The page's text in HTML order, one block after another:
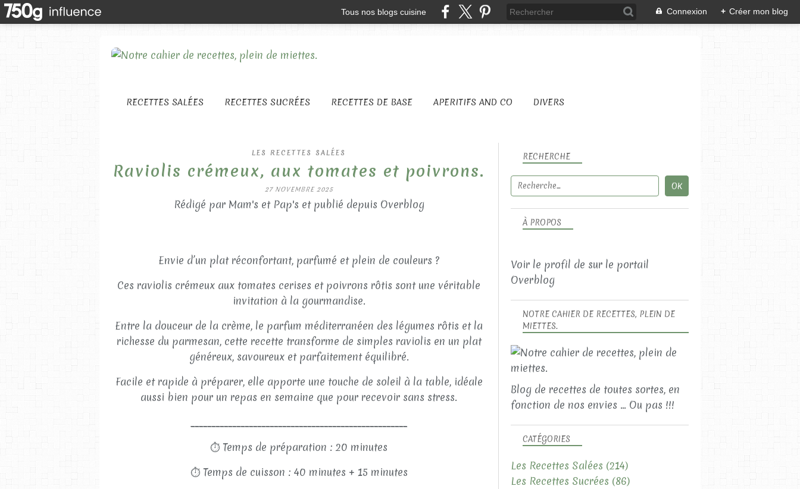
Tous nos blogs cuisine Connexion + Créer mon blog
RECETTES SALÉES RECETTES SUCRÉES RECETTES DE BASE APERITIFS AND CO DIVERS
LES RECETTES SALÉES
Raviolis crémeux, aux tomates et poivrons.
27 NOVEMBRE 2025
Rédigé par Mam's et Pap's et publié depuis Overblog
Envie d’un plat réconfortant, parfumé et plein de couleurs ?
Ces raviolis crémeux aux tomates cerises et poivrons rôtis sont une véritable
invitation à la gourmandise.
Entre la douceur de la crème, le parfum méditerranéen des légumes rôtis et la
richesse du parmesan, cette recette transforme de simples raviolis en un plat
généreux, savoureux et parfaitement équilibré.
Facile et rapide à préparer, elle apporte une touche de soleil à la table, idéale
aussi bien pour un repas en semaine que pour recevoir sans stress.
⏱ Temps de préparation : 20 minutes
⏱ Temps de cuisson : 40 minutes + 15 minutes
RECHERCHE
NOTRE CAHIER DE RECETTES, PLEIN DE
MIETTES.
Blog de recettes de toutes sortes, en
fonction de nos envies ... Ou pas !!!
À PROPOS
Voir le profil de sur le portail
Overblog
CATÉGORIES
Les Recettes Salées (214)
Les Recettes Sucrées (86)